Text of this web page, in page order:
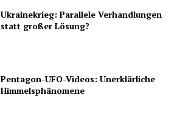
Ukrainekrieg: Parallele Verhandlungen
statt großer Lösung?
Pentagon-UFO-Videos: Unerklärliche
Himmelsphänomene